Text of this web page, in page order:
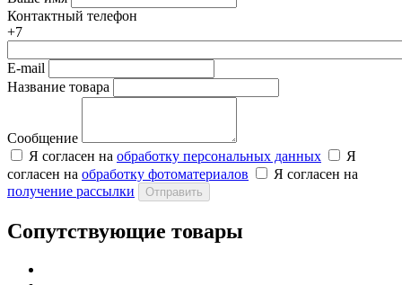
Контактный телефон
+7
E-mail
Название товара
Сообщение
Я согласен на обработку персональных данных
Я
согласен на обработку фотоматериалов
Я согласен на
получение рассылки
Отправить
Сопутствующие товары